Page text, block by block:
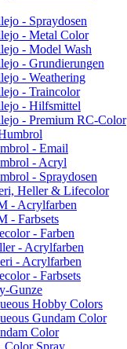
- Spraydosen
- Metal Color
- Model Wash
- Grundierungen
- Weathering
- Traincolor
- Hilfsmittel
- Premium RC-Color
- Email
- Acryl
- Spraydosen
Heller & Lifecolor
- Acrylfarben
- Farbsets
- Farben
- Acrylfarben
- Acrylfarben
- Farbsets
Gunze
Hobby Colors
Gundam Color
Color
Color Spray